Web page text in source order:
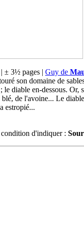
| ± 3½ pages | Guy de
son domaine de
le diable en-dessous.
de l'avoine... Le
estropié...
d'indiquer :